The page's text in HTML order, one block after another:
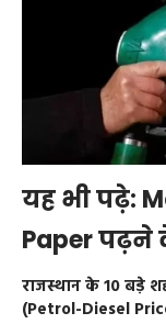
यह भी पढ़े:
Paper पढ़ने
राजस्थान के 10 बड़े
(Petrol-Diesel